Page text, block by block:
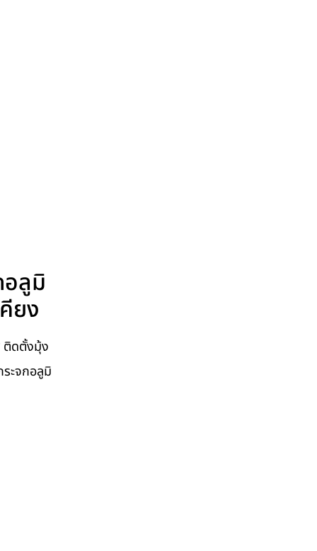
ลูมิ
ยง
ติดตั้งมุ้ง
ะจกอลูมิ